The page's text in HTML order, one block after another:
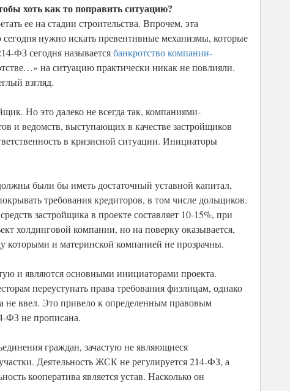
хоть как то поправить ситуацию?
ее на стадии строительства. Впрочем, эта
нужно искать превентивные механизмы, которые
ФЗ сегодня называетсябанкротство компании-
на ситуацию практически никак не повлияли.
взгляд.
Но это далеко не всегда так, компаниями-
и ведомств, выступающих в качестве застройщиков
в кризисной ситуации. Инициаторы
были бы иметь достаточный уставной капитал,
требования кредиторов, в том числе дольщиков.
застройщика в проекте составляет 10-15%, при
холдинговой компании, но на поверку оказывается,
и материнской компанией не прозрачны.
и являются основными инициаторами проекта.
переуступать права требования физлицам, однако
не ввел. Это привело к определенным правовым
ФЗ не прописана.
граждан, зачастую не являющиеся
Деятельность ЖСК не регулируется 214-ФЗ, а
кооператива является устав. Насколько он